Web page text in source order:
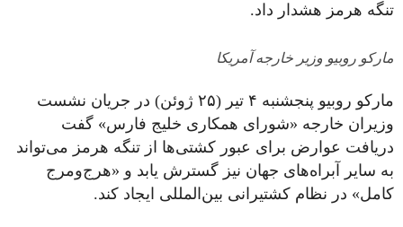
تنگه هرمز هشدار داد.
مارکو روبیو وزیر خارجه آمریکا
مارکو روبیو پنجشنبه ۴ تیر (۲۵ ژوئن) در جریان نشست
وزیران خارجه «شورای همکاری خلیج فارس» گفت
دریافت عوارض برای عبور کشتی‌ها از تنگه هرمز می‌تواند
به سایر آبراه‌های جهان نیز گسترش یابد و «هرج‌ومرج
کامل» در نظام کشتیرانی بین‌المللی ایجاد کند.